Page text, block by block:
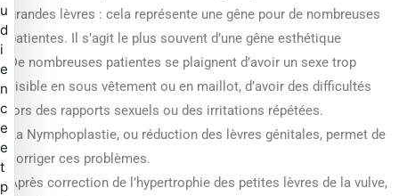
grandes lèvres : cela représente une gêne pour de nombreuses
patientes. Il s’agit le plus souvent d’une gêne esthétique
De nombreuses patientes se plaignent d’avoir un sexe trop
visible en sous vêtement ou en maillot, d’avoir des difficultés
lors des rapports sexuels ou des irritations répétées.
La Nymphoplastie, ou réduction des lèvres génitales, permet de
corriger ces problèmes.
Après correction de l’hypertrophie des petites lèvres de la vulve,
u
d
i
e
n
c
e
e
t
p